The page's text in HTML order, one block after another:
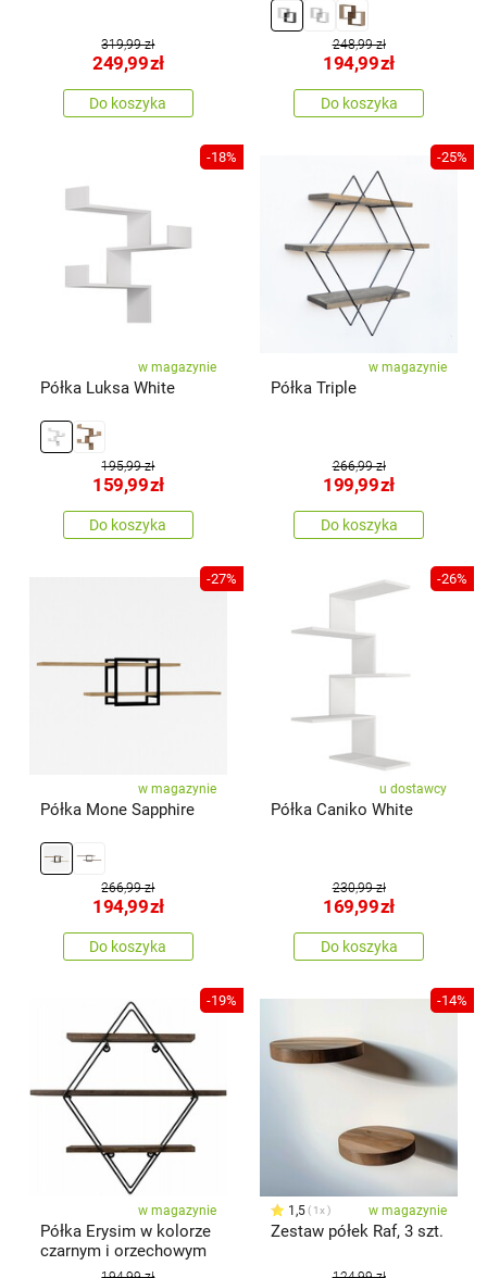
319,99 zł
249,99zł
Do koszyka
248,99 zł
194,99zł
Do koszyka
-18%
w magazynie
Półka Luksa White
195,99 zł
159,99zł
Do koszyka
-25%
w magazynie
Półka Triple
266,99 zł
199,99zł
Do koszyka
-27%
w magazynie
Półka Mone Sapphire
266,99 zł
194,99zł
Do koszyka
-26%
u dostawcy
Półka Caniko White
230,99 zł
169,99zł
Do koszyka
-19%
w magazynie
Półka Erysim w kolorze
czarnym i orzechowym
-14%
1,5 1x w magazynie
Zestaw półek Raf, 3 szt.